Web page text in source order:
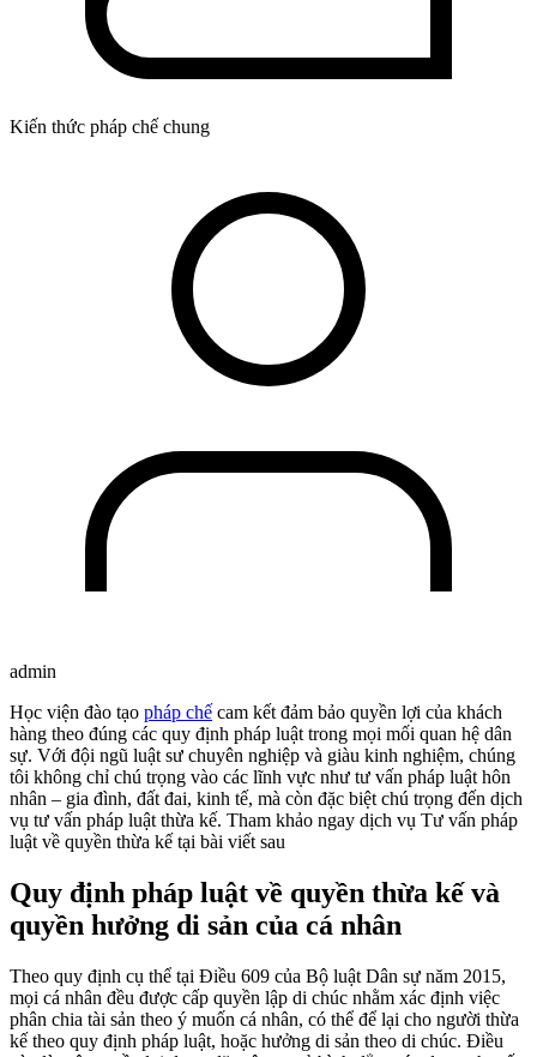
Kiến thức pháp chế chung
admin
Học viện đào tạo pháp chế cam kết đảm bảo quyền lợi của khách
hàng theo đúng các quy định pháp luật trong mọi mối quan hệ dân
sự. Với đội ngũ luật sư chuyên nghiệp và giàu kinh nghiệm, chúng
tôi không chỉ chú trọng vào các lĩnh vực như tư vấn pháp luật hôn
nhân – gia đình, đất đai, kinh tế, mà còn đặc biệt chú trọng đến dịch
vụ tư vấn pháp luật thừa kế. Tham khảo ngay dịch vụ Tư vấn pháp
luật về quyền thừa kế tại bài viết sau
Quy định pháp luật về quyền thừa kế và
quyền hưởng di sản của cá nhân
Theo quy định cụ thể tại Điều 609 của Bộ luật Dân sự năm 2015,
mọi cá nhân đều được cấp quyền lập di chúc nhằm xác định việc
phân chia tài sản theo ý muốn cá nhân, có thể để lại cho người thừa
kế theo quy định pháp luật, hoặc hưởng di sản theo di chúc. Điều